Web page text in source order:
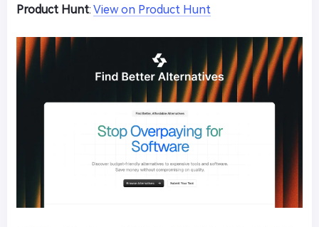
Product Hunt: View on Product Hunt